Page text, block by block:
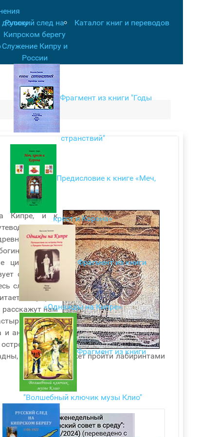
Русский след на
Кипрском берегу
Служение Кипру и
России
Каталог книг и переводов
Фрагмент из книги "Годы
странствий"
Предисловие к книге «Меч,
крест и Корона»
Фрагмент из книги
«Однажды на Кипре»
Фрагмент из книги
"Волшебный ключик музы Клио"
Кипре, и к
по
и вечно
любви и
цивилизации
о том, как
слышно эхо
пророк
нам
и храмы
английского
Наши
которая поможет пройти лабиринтами